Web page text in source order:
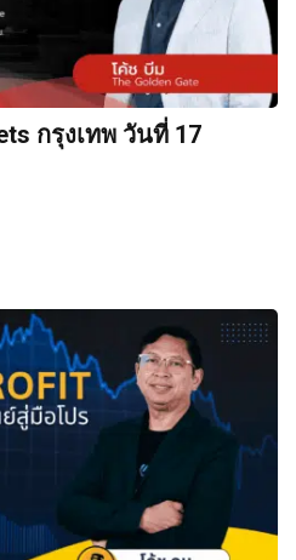
กรุงเทพ วันที่ 17